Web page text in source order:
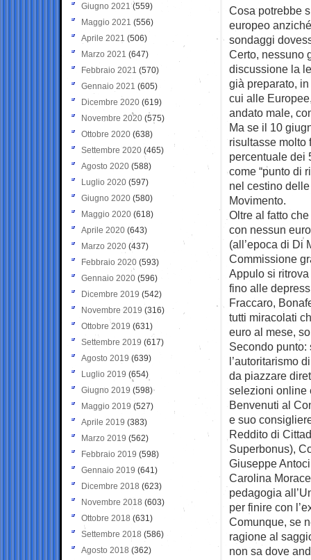
Cosa potrebbe
europeo
sondaggi
Certo, nessuno
discussione la
già preparato,
cui alle
andato male,
Ma se il 10
risultasse molto
percentuale dei
come “punto di
nel cestino
Movimento.
Oltre al fatto
con nessun
(all’epoca di Di
Commissione
Appulo si
fino alle
Fraccaro,
tutti miracolati
euro al mese,
Secondo
l’autoritarismo
da piazzare
selezioni online
Benvenuti al
e suo
Reddito di
Superbonus),
Giuseppe
Carolina
pedagogia
per finire con
Comunque, se
ragione al
non sa dove
Giugno 2021(559)
Maggio 2021 (556)
Aprile 2021 (506)
Marzo 2021 (647)
Febbraio 2021 (570)
Gennaio 2021 (605)
Dicembre 2020 (619)
Novembre 2020 (575)
Ottobre 2020 (638)
Settembre 2020(465)
Agosto 2020 (588)
Luglio 2020 (597)
Giugno 2020 (580)
Maggio 2020 (618)
Aprile 2020 (643)
Marzo 2020 (437)
Febbraio 2020 (593)
Gennaio 2020 (596)
Dicembre 2019 (542)
Novembre 2019 (316)
Ottobre 2019 (631)
Settembre 2019 (617)
Agosto 2019 (639)
Luglio 2019 (654)
Giugno 2019 (598)
Maggio 2019 (527)
Aprile 2019 (383)
Marzo 2019 (562)
Febbraio 2019 (598)
Gennaio 2019 (641)
Dicembre 2018 (623)
Novembre 2018 (603)
Ottobre 2018 (631)
Settembre 2018 (586)
Agosto 2018 (362)